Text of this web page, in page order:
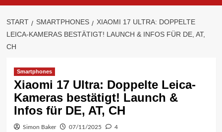
START SMARTPHONES
XIAOMI 17 ULTRA: DOPPELTE
LEICA-KAMERAS BESTÄTIGT! LAUNCH & INFOS FÜR DE, AT,
CH
Smartphones
Xiaomi 17 Ultra: Doppelte Leica-
Kameras bestätigt! Launch &
Infos für DE, AT, CH
Simon Baker 07/11/2025 4